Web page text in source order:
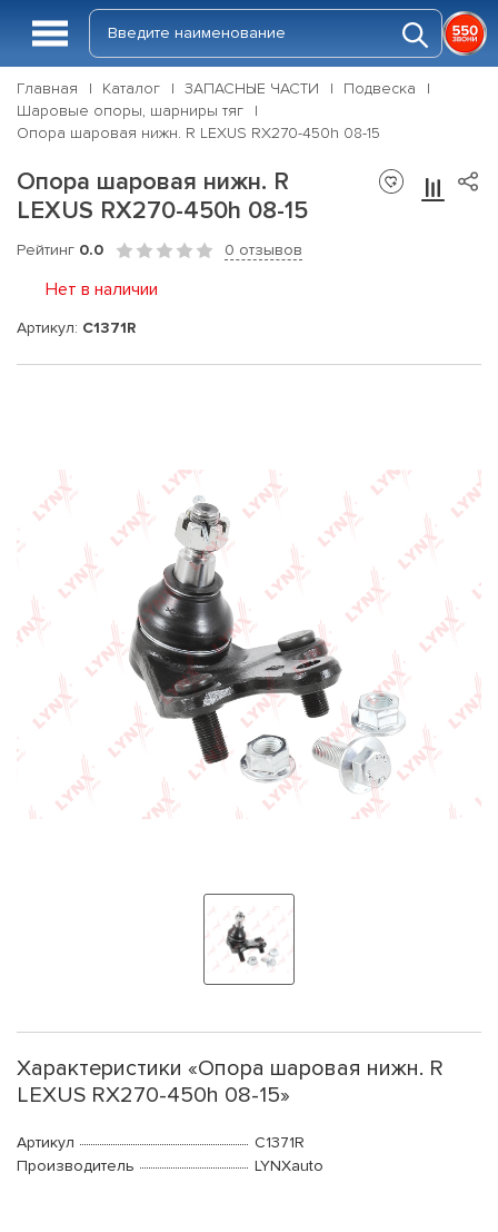
Главная Каталог ЗАПАСНЫЕ ЧАСТИ
Подвеска
Шаровые опоры, шарниры тяг
Опора шаровая нижн. R LEXUS RX270-450h 08-15
Опора шаровая нижн. R
LEXUS RX270-450h 08-15
Рейтинг 0.0 0 отзывов
Нет в наличии
Артикул: C1371R
Характеристики «Опора шаровая нижн. R
LEXUS RX270-450h 08-15»
Артикул
C1371R
Производитель
LYNXauto